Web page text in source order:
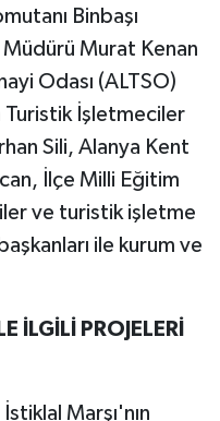
Binbaşı
Murat Kenan
Odası (ALTSO)
Turistik İşletmeciler
Sili, Alanya Kent
İlçe Milli Eğitim
ve turistik işletme
ile kurum ve
İLGİLİ PROJELERİ
Marşı'nın